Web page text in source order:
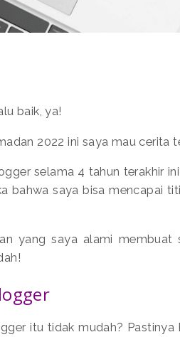
baik, ya!
2022 ini saya mau
selama 4 tahun terakhir
bahwa saya bisa mencapai
yang saya alami membuat
itu tidak mudah? Pastinya